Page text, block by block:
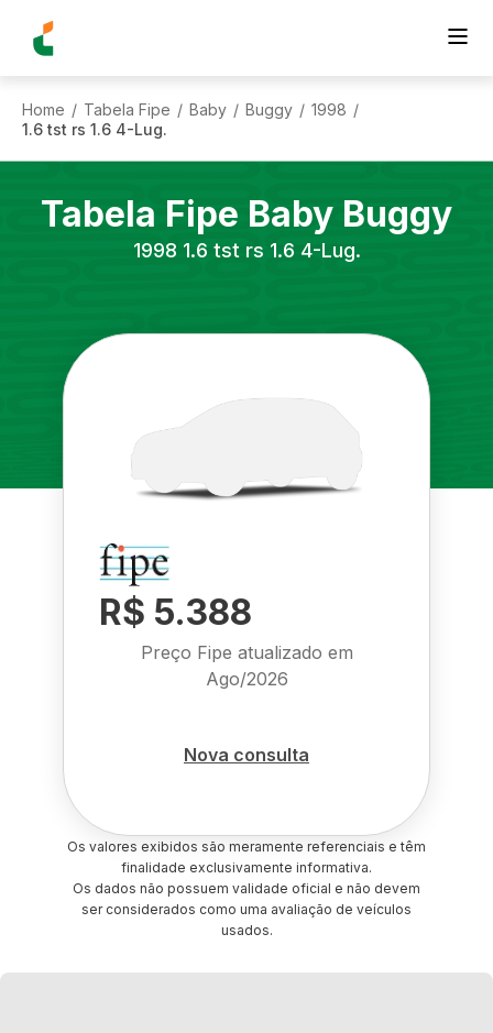
Home / Tabela Fipe / Baby / Buggy / 1998 /
1.6 tst rs 1.6 4-Lug.
Tabela Fipe Baby Buggy
1998 1.6 tst rs 1.6 4-Lug.
R$ 5.388
Preço Fipe atualizado em
Ago/2026
Nova consulta
Os valores exibidos são meramente referenciais e têm
finalidade exclusivamente informativa.
Os dados não possuem validade oficial e não devem
ser considerados como uma avaliação de veículos
usados.